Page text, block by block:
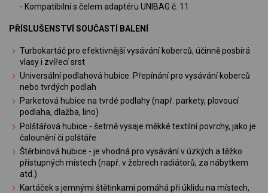
- Kompatibilní s čelem adaptéru UNIBAG č. 11
PŘÍSLUŠENSTVÍ SOUČASTÍ BALENÍ
Turbokartáč pro efektivnější vysávání koberců, účinně posbírá
vlasy i zvířecí srst
Universální podlahová hubice. Přepínání pro vysávání koberců
nebo tvrdých podlah
Parketová hubice na tvrdé podlahy (např. parkety, plovoucí
podlaha, dlažba, lino)
Polštářová hubice - šetrně vysaje měkké textilní povrchy, jako je
čalounění či polštáře
Štěrbinová hubice - je vhodná pro vysávání v úzkých a těžko
přístupných místech (např. v žebrech radiátorů, za nábytkem
atd.)
Kartáček s jemnými štětinkami pomáhá při úklidu na místech,